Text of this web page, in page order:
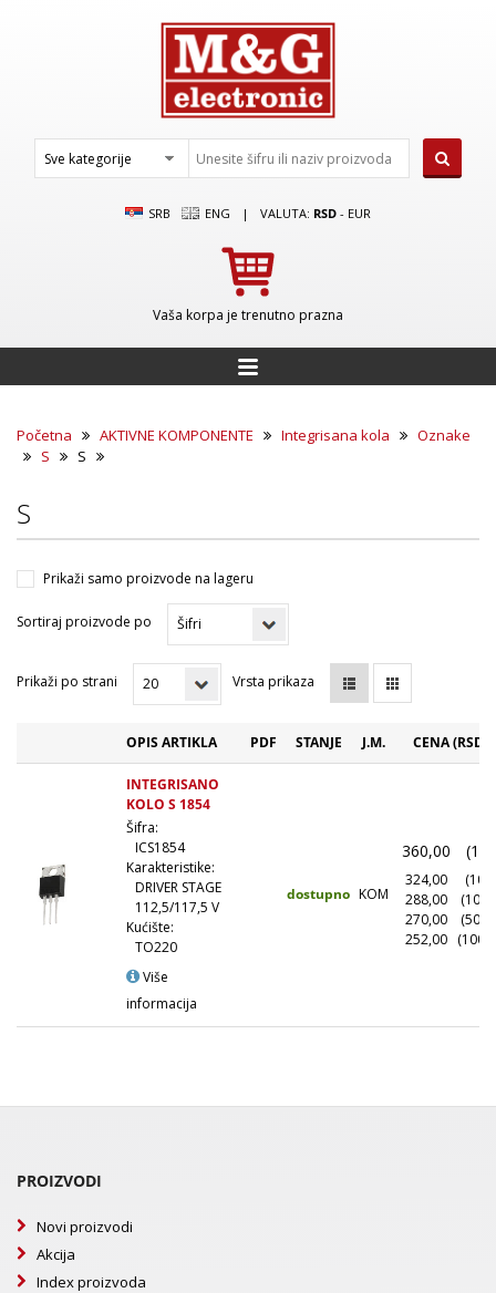
SRB ENG | VALUTA: RSD - EUR
Vaša korpa je trenutno prazna
Početna AKTIVNE KOMPONENTE Integrisana kola
Oznake
S
S
S
Prikaži samo proizvode na lageru
Sortiraj proizvode po
Prikaži po strani Vrsta prikaza
OPIS ARTIKLA PDF STANJE J.M. CENA (RSD)
INTEGRISANO
KOLO S 1854
Šifra:
ICS1854
Karakteristike:
DRIVER STAGE
112,5/117,5 V
Kućište:
TO220
Više
informacija
dostupno KOM
360,00 (1+)
324,00
(10+)
288,00
270,00
252,00
PROIZVODI
Novi proizvodi
Akcija
Index proizvoda